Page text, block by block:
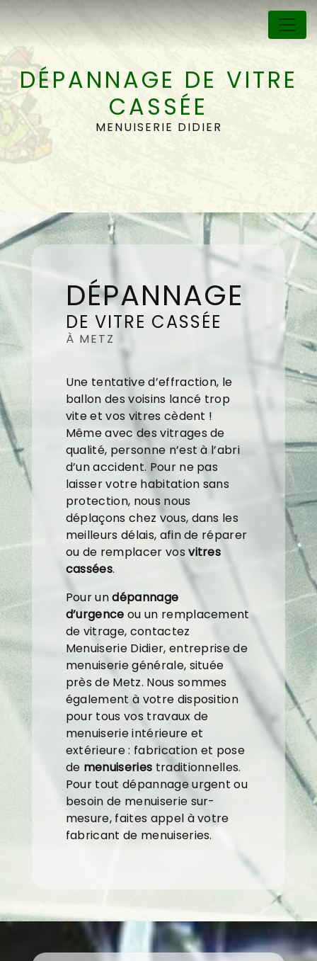
DÉPANNAGE DE VITRE
CASSÉE
MENUISERIE DIDIER
DÉPANNAGE
DE VITRE CASSÉE
À METZ
Une tentative d’effraction, le
ballon des voisins lancé trop
vite et vos vitres cèdent !
Même avec des vitrages de
qualité, personne n’est à l’abri
d’un accident. Pour ne pas
laisser votre habitation sans
protection, nous nous
déplaçons chez vous, dans les
meilleurs délais, afin de réparer
ou de remplacer vosvitres
cassées.
Pour undépannage
d’urgence ou un remplacement
de vitrage, contactez
Menuiserie Didier, entreprise de
menuiserie générale, située
près de Metz. Nous sommes
également à votre disposition
pour tous vos travaux de
menuiserie intérieure et
extérieure : fabrication et pose
de menuiseries traditionnelles.
Pour tout dépannage urgent ou
besoin de menuiserie sur-
mesure, faites appel à votre
fabricant de menuiseries.